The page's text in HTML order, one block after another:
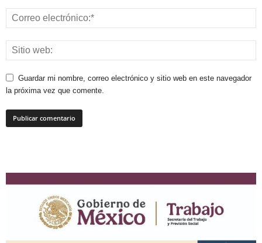
Guardar mi nombre, correo electrónico y sitio web en este navegador
la próxima vez que comente.